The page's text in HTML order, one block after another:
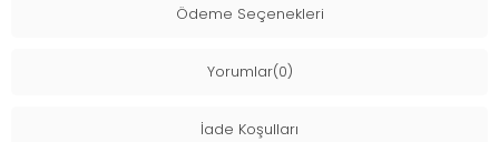
Ödeme Seçenekleri
Yorumlar(0)
İade Koşulları